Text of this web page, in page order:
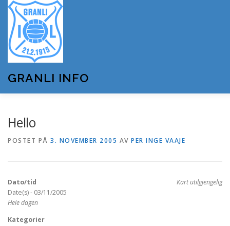
innhold
GRANLI INFO
OM GRANLI INFO
Hello
POSTET PÅ 3. NOVEMBER 2005 AV PER INGE VAAJE
Kart utilgjengelig
Dato/tid
Date(s) - 03/11/2005
Hele dagen
Kategorier